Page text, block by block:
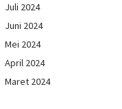
Juli 2024
Juni 2024
Mei 2024
April 2024
Maret 2024